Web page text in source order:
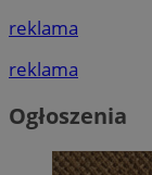
reklama
reklama
Ogłoszenia